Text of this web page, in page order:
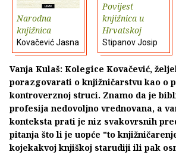
Narodna
knjižnica
Kovačević Jasna
Povijest
knjižnica u
Hrvatskoj
Stipanov Josip
Vanja Kulaš: Kolegice Kovačević,
porazgovarati o knjižničarstvu kao o
kontroverznoj struci. Znamo da je
profesija nedovoljno vrednovana, a
konteksta prati je niz svakovrsnih
pitanja što li je uopće "to
kojekakvoj knjiškoj starudiji ili pak